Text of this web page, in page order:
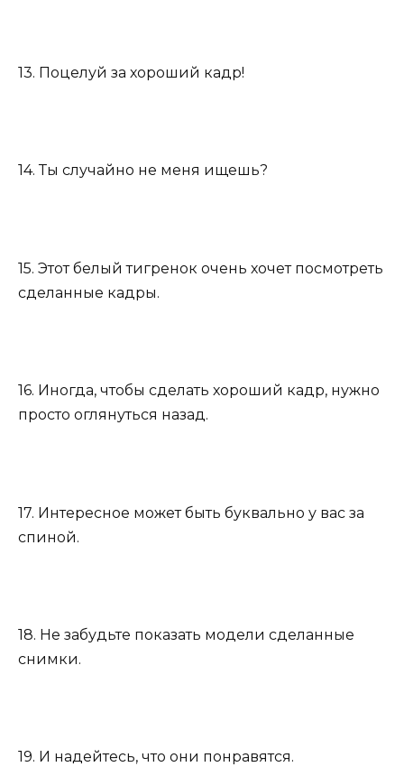
13. Поцелуй за хороший кадр!
14. Ты случайно не меня ищешь?
15. Этот белый тигренок очень хочет посмотреть
сделанные кадры.
16. Иногда, чтобы сделать хороший кадр, нужно
просто оглянуться назад.
17. Интересное может быть буквально у вас за
спиной.
18. Не забудьте показать модели сделанные
снимки.
19. И надейтесь, что они понравятся.